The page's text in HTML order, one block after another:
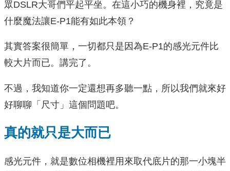
眾DSLR大哥們平起平坐。在這小巧的機身裡，究竟是
什麼魔法讓E-P1能有如此本領？
其實答案很簡單，一切都只是因為E-P1的感光元件比
較大片而已。講完了。
不過，我知道你一定還想再多聽一點，所以我們就來好
好聊聊「尺寸」這個問題吧。
真的就只是大而已
感光元件，就是數位相機裡用來取代底片的那一小塊半